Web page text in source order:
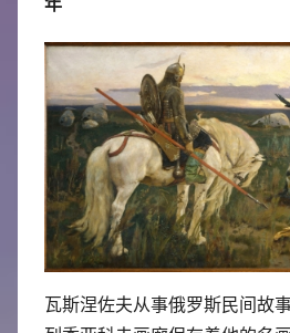
年
瓦斯涅佐夫从事俄罗斯民间故